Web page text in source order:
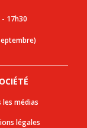
17h30
les médias
légales